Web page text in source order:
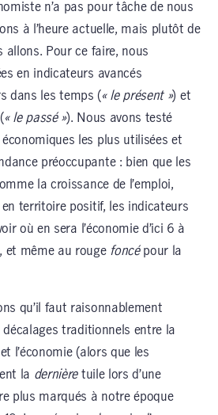
n’a pas pour tâche de nous
à l’heure actuelle, mais plutôt de
allons. Pour ce faire, nous
en indicateurs avancés
dans les temps (« le présent ») et
« le passé »). Nous avons testé
les plus utilisées et
préoccupante : bien que les
la croissance de l’emploi,
territoire positif, les indicateurs
où en sera l’économie d’ici 6 à
et même au rouge foncé pour la
qu’il faut raisonnablement
décalages traditionnels entre la
l’économie (alors que les
la dernièretuile lors d’une
plus marqués à notre époque